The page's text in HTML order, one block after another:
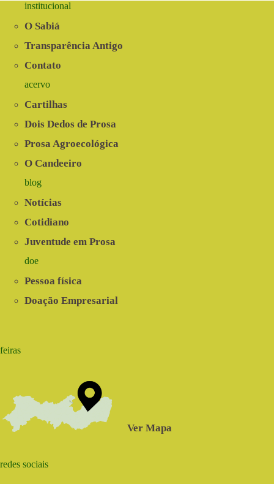
institucional
O Sabiá
Transparência Antigo
Contato
acervo
Cartilhas
Dois Dedos de Prosa
Prosa Agroecológica
O Candeeiro
blog
Notícias
Cotidiano
Juventude em Prosa
doe
Pessoa física
Doação Empresarial
feiras
Ver Mapa
redes sociais